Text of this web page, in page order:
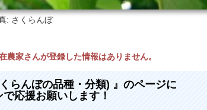
: さくらんぼ
農家さんが登録した情報はありません。
らんぼの品種・分類) 』のページに
応援お願いします！